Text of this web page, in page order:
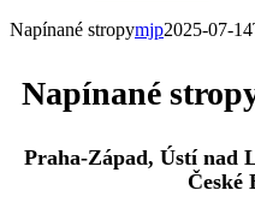
Napínané stropymjp2025-07-
Napínané
Praha-Západ, Ústí nad
České